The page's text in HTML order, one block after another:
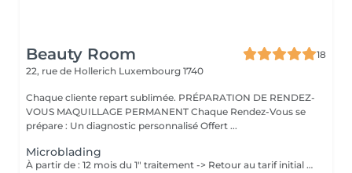
Beauty Room
18
22, rue de Hollerich Luxembourg 1740
Chaque cliente repart sublimée. PRÉPARATION DE RENDEZ-
VOUS MAQUILLAGE PERMANENT Chaque Rendez-Vous se
prépare : Un diagnostic personnalisé Offert ...
Microblading
À partir de : 12 mois du 1" traitement -> Retour au tarif initial (à voir avec l'artiste selon chaque cas). Chaque cliente repart sublimée: La micropigmentation Microblading des sourcils est une technique innovante qui permet de recréer des sourcils naturels et réalistes. Nos experts artistiques utilisent des pigments spéciaux pour créer subtilement des poils pour les sourcils, et des micro-points pour les sourcils en MicroShading, donnant l'illusion de vrais poils ou d'un effet de couleur harmonieuse pour les sourcils avec la technique du MicroShading poudré. Ces méthodes révolutionnaires sont non invasives et offre des résultats impressionnants. Découvrez la micropigmentation des sourcils Microblading à Luxembourg-gare avec Diana.